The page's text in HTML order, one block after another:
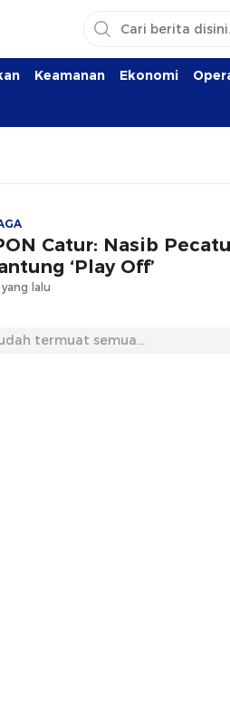
Keamanan Ekonomi
Catur: Nasib
‘Play Off’
lalu
termuat semua...